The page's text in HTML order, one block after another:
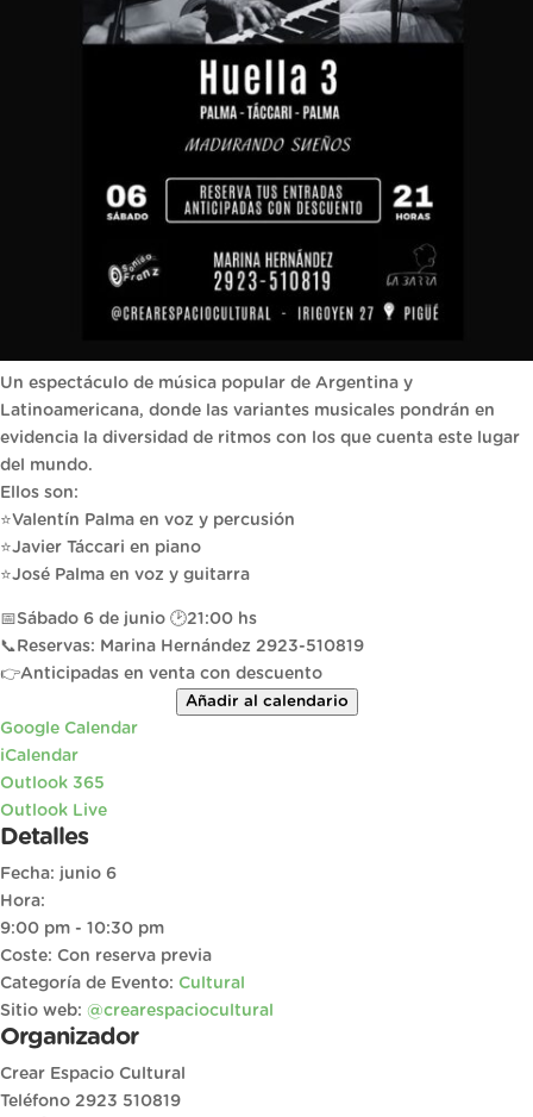
Un espectáculo de música popular de Argentina y
Latinoamericana, donde las variantes musicales pondrán en
evidencia la diversidad de ritmos con los que cuenta este lugar
del mundo.
Ellos son:
⭐Valentín Palma en voz y percusión
⭐Javier Táccari en piano
⭐José Palma en voz y guitarra
📅Sábado 6 de junio 🕑21:00 hs
📞Reservas: Marina Hernández 2923-510819
👉Anticipadas en venta con descuento
Añadir al calendario
Google Calendar
iCalendar
Outlook 365
Outlook Live
Detalles
Fecha: junio 6
Hora:
9:00 pm - 10:30 pm
Coste: Con reserva previa
Categoría de Evento: Cultural
Sitio web: @crearespaciocultural
Organizador
Crear Espacio Cultural
Teléfono 2923 510819